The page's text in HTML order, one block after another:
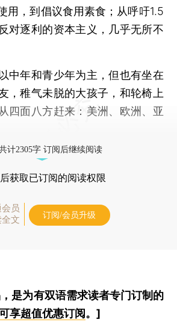
用，到倡议食用素食；从呼吁1.5
对逐利的资本主义，几乎无所不
年和青少年为主，但也有坐在
，稚气未脱的大孩子，和轮椅上
四面八方赶来：美洲、欧洲、亚
计2305字 订阅后继续阅读
后获取已订阅的阅读权限
员
文
订阅/会员升级
是为有双语需求读者专门订制的
享超值优惠订阅 。]